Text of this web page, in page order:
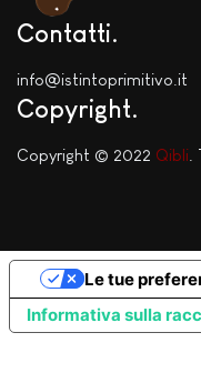
Contatti
info@istintoprimitivo.it
Copyright
Copyright © 2022 Qibli.
Informativa sulla
Le tue